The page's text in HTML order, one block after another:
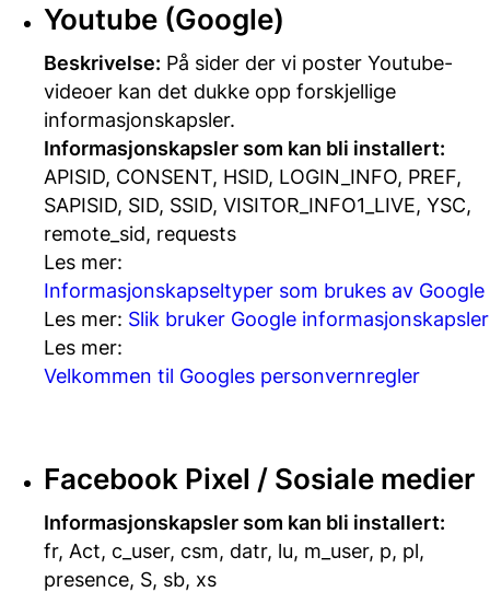
Youtube (Google)
Beskrivelse: På sider der vi poster Youtube-
videoer kan det dukke opp forskjellige
informasjonskapsler.
Informasjonskapsler som kan bli installert:
APISID, CONSENT, HSID, LOGIN_INFO, PREF,
SAPISID, SID, SSID, VISITOR_INFO1_LIVE, YSC,
remote_sid, requests
Les mer:
Informasjonskapseltyper som brukes av Google
Les mer: Slik bruker Google informasjonskapsler
Les mer:
Velkommen til Googles personvernregler
Facebook Pixel / Sosiale medier
Informasjonskapsler som kan bli installert:
fr, Act, c_user, csm, datr, lu, m_user, p, pl,
presence, S, sb, xs